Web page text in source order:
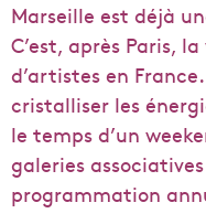
Marseille est déjà
C’est, après Paris,
d’artistes en
cristalliser les
le temps d’un
galeries
programmation